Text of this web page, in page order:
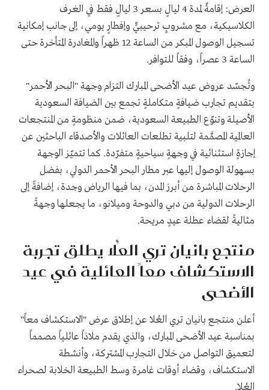
العرض: إقامةٌ لمدة 4 ليالٍ بسعر 3 ليالٍ فقط في الغرف
الكلاسيكية، مع مشروبٍ ترحيبيٍّ وإفطارٍ يومي، إلى جانب إمكانية
تسجيل الوصول المبكر من الساعة 12 ظهراً والمغادرة المتأخرة حتى
الساعة 3 عصراً، وفقاً للتوافر.
وتُجسّد عروض عيد الأضحى المبارك التزام وجهة "البحر الأحمر"
بتقديم تجارب ضيافةٍ متكاملةٍ تجمع بين الضيافة السعودية
الأصيلة وتنوّع الطبيعة السعودية، ضمن منظومةٍ من المنتجعات
العالمية المصمَّمة لتلبية تطلعات العائلات والأصدقاء الباحثين عن
إجازةٍ استثنائية في وجهةٍ سياحيةٍ متفرّدة. كما تتميّز الوجهة
بسهولة الوصول إليها عبر مطار البحر الأحمر الدولي، بفضل
الرحلات المباشرة من أبرز المدن، بما فيها الرياض وجدة، إضافةً إلى
الرحلات الدولية من دبي والدوحة وميلانو، ما يجعلها وجهةً
مثاليةً لقضاء عطلة عيدٍ مريحة.
منتجع بانيان تري العُلا يطلق تجربة
الاستكشاف معاً العائلية في عيد
الأضحى
أعلن منتجع بانيان تري العُلا عن إطلاق عرض "الاستكشاف معاً"
بمناسبة عيد الأضحى المبارك، والذي يقدم ملاذاً عائلياً مصمماً
لتعميق التواصل من خلال التجارب المشتركة، وأنشطة
الاستكشاف، وقضاء أوقات غامرة وسط الطبيعة الخلابة لصحراء